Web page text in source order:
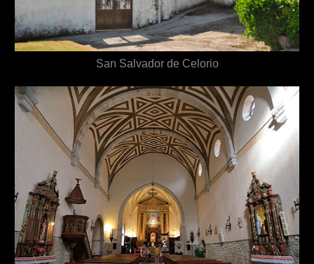
San Salvador de Celorio